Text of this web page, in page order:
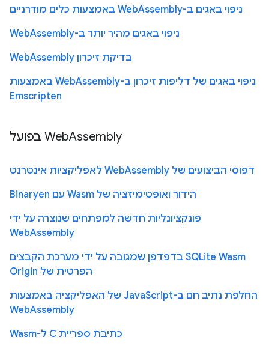
ניפוי באגים ב-WebAssembly באמצעות כלים מודרניים
ניפוי באגים מהיר יותר ב-WebAssembly
בדיקת זיכרון WebAssembly
ניפוי באגים של דליפות זיכרון ב-WebAssembly באמצעות
Emscripten
WebAssembly בפועל
דפוסי הביצועים של WebAssembly לאפליקציות אינטרנט
הידור ואופטימיזציה של Wasm עם Binaryen
פונקציונליות חדשה למפתחים שנוצרה על ידי
WebAssembly
SQLite Wasm בדפדפן שמגובה על ידי מערכת הקבצים
הפרטית של Origin
החלפת נתיב חם ב-JavaScript של האפליקציה באמצעות
WebAssembly
כתיבת ספריית C ל-Wasm